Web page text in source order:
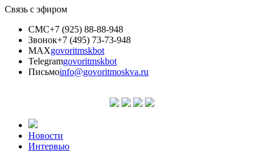
Связь с эфиром
СМС+7 (925) 88-88-948
Звонок+7 (495) 73-73-948
MAXgovoritmskbot
Telegramgovoritmskbot
Письмоinfo@govoritmoskva.ru
Новости
Интервью